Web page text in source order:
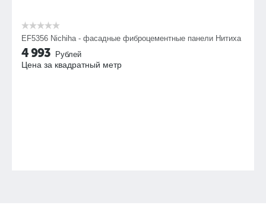
EF5356 Nichiha - фасадные фиброцементные панели Нитиха
4 993 Рублей
Цена за квадратный метр